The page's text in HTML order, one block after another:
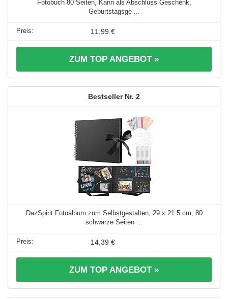
Fotobuch 80 Seiten, Kann als Abschluss Geschenk,
Geburtstagsge ...
11,99 €
ZUM TOP ANGEBOT »
2
DazSpirit Fotoalbum zum Selbstgestalten, 29 x 21.5 cm, 80
schwarze Seiten ...
14,39 €
ZUM TOP ANGEBOT »